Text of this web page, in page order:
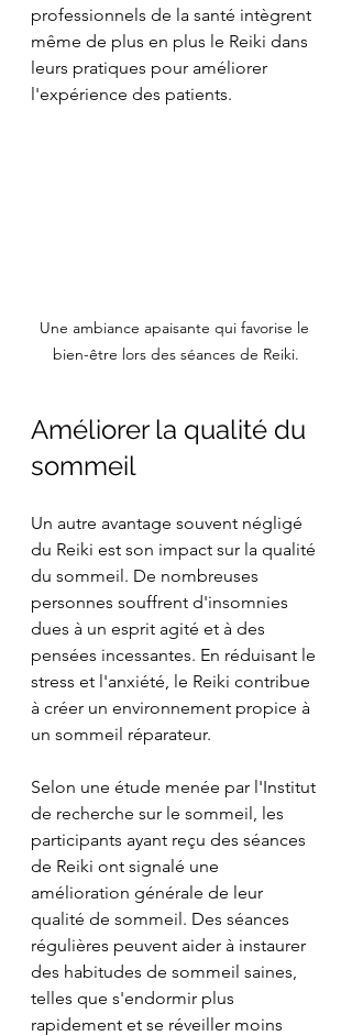
professionnels de la santé intègrent
même de plus en plus le Reiki dans
leurs pratiques pour améliorer
l'expérience des patients.
Une ambiance apaisante qui favorise le
bien-être lors des séances de Reiki.
Améliorer la qualité du
sommeil
Un autre avantage souvent négligé
du Reiki est son impact sur la qualité
du sommeil. De nombreuses
personnes souffrent d'insomnies
dues à un esprit agité et à des
pensées incessantes. En réduisant le
stress et l'anxiété, le Reiki contribue
à créer un environnement propice à
un sommeil réparateur.
Selon une étude menée par l'Institut
de recherche sur le sommeil, les
participants ayant reçu des séances
de Reiki ont signalé une
amélioration générale de leur
qualité de sommeil. Des séances
régulières peuvent aider à instaurer
des habitudes de sommeil saines,
telles que s'endormir plus
rapidement et se réveiller moins